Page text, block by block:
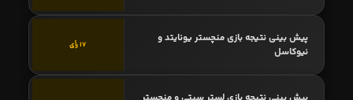
پیش بینی نتیجه بازی منچستر یونایتد و
نیوکاسل
17 رأی